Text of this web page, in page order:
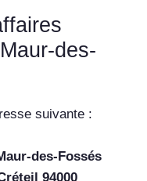
des-
suivante :
des-Fossés
94000